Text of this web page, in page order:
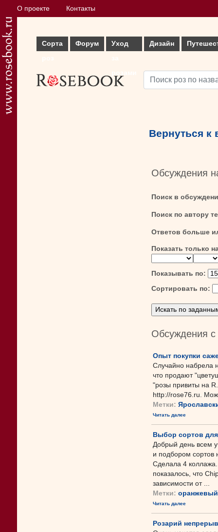
О проекте Контакты
Сорта
Форум
Уход
Дизайн
Вернуться к
Обсуждения
Поиск в
Поиск по автору
Ответов больше
Показать только
Показывать по:
Сортировать по:
Обсуждения
Опыт покупки
Случайно набрела
что продают
"розы привиты на
http://rose76.ru.
Метки:
Читать далее
Выбор сортов
Добрый день всем
и подбором
Сделала 4
показалось, что
зависимости от ...
Метки:
Читать далее
Розарий